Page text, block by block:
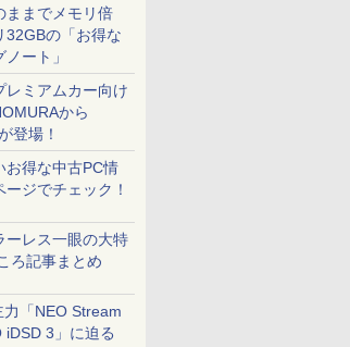
ままでメモリ倍
32GBの「お得な
ート」
レミアムカー向け
から
登場！
お得な中古PC情
ジでチェック！
ーレス一眼の大特
ろ記事まとめ
「NEO Stream
iDSD 3」に迫る